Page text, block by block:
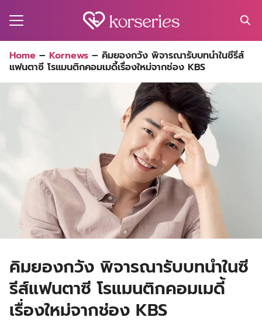
for:
Home – Kornews – คิมยองกวัง พิจารณารับบทนำในซีรีส์
แฟนตาซี โรแมนติกคอมเมดี้เรื่องใหม่จากช่อง KBS
คิมยองกวัง พิจารณารับบทนำในซี
รีส์แฟนตาซี โรแมนติกคอมเมดี้
เรื่องใหม่จากช่อง KBS